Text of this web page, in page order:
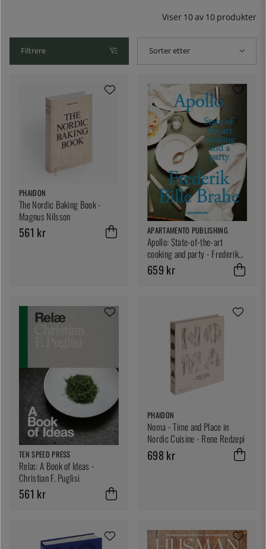
Viser 10av 10 produkter
Filtrere Sorter etter
PHAIDON
The Nordic Baking Book -
Magnus Nilsson
561 kr APARTAMENTO PUBLISHING
Apollo: State-of-the-art
cooking and party - Frederik
Bille Brahe
659 kr
TEN SPEED PRESS
Relæ: A Book of Ideas -
Christian F. Puglisi
561 kr
PHAIDON
Noma - Time and Place in
Nordic Cuisine - Rene Redzepi
698 kr